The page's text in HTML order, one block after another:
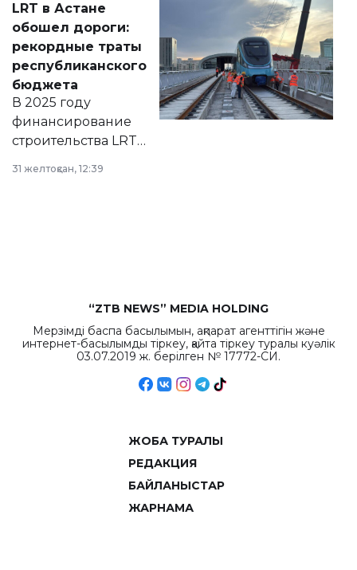
документ
появился в базе
нормативных
правовых актов и
на сайте маслихат
города.
LRT в Астане
обошел дороги:
рекордные траты
республиканского
бюджета
В 2025 году
финансирование
строительства LRT
республиканского
31 желтоқсан, 12:39
“ZTB NEWS” MEDIA HOLDING
Мерзімді баспа басылымын, ақпарат агенттігін және
интернет-басылымды тіркеу, қайта тіркеу туралы куәлік
03.07.2019 ж. берілген № 17772-СИ.
ЖОБА ТУРАЛЫ
РЕДАКЦИЯ
БАЙЛАНЫСТАР
ЖАРНАМА